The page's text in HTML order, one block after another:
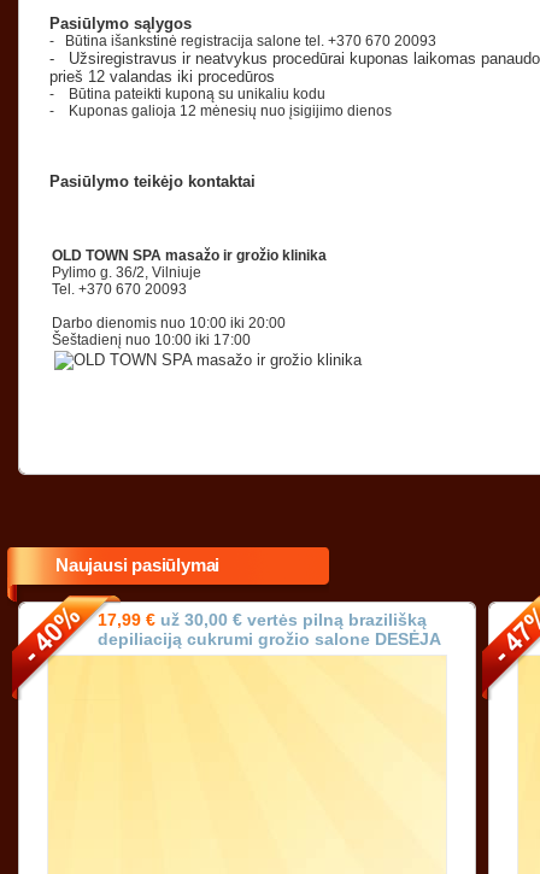
Pasiūlymo sąlygos
- Būtina išankstinė registracija salone tel. +370 670 20093
- Užsiregistravus ir neatvykus procedūrai kuponas laikomas
prieš 12 valandas iki procedūros
- Būtina pateikti kuponą su unikaliu kodu
- Kuponas galioja 12 mėnesių nuo įsigijimo dienos
Pasiūlymo teikėjo kontaktai
OLD TOWN SPA masažo ir grožio klinika
Pylimo g. 36/2, Vilniuje
Tel. +370 670 20093
Darbo dienomis nuo 10:00 iki 20:00
Šeštadienį nuo 10:00 iki 17:00
Naujausi pasiūlymai
17,99 € už 30,00 € vertės pilną brazilišką
depiliaciją cukrumi grožio salone DESĖJA
Vilniuje!